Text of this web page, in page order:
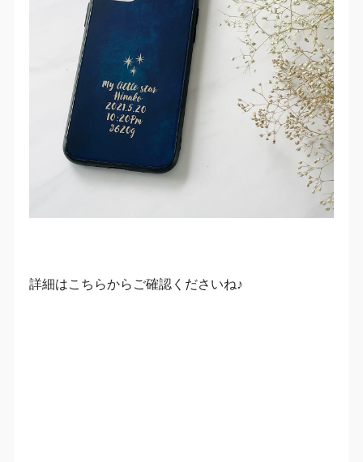
詳細はこちらからご確認くださいね♪